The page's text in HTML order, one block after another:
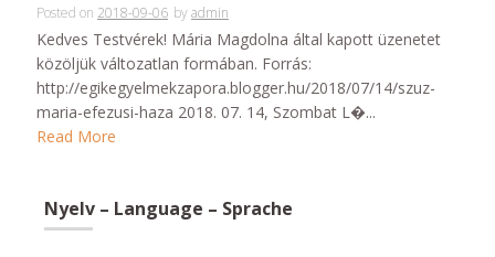
Posted on 2018-09-06 byadmin
Kedves Testvérek! Mária Magdolna által kapott üzenetet
közöljük változatlan formában. Forrás:
http://egikegyelmekzapora.blogger.hu/2018/07/14/szuz-
maria-efezusi-haza 2018. 07. 14, Szombat L�...
Read More
Nyelv – Language – Sprache